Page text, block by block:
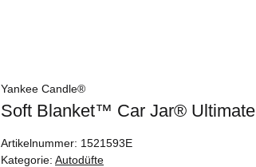
Yankee Candle®
Soft Blanket™ Car Jar® Ultimate
Artikelnummer: 1521593E
Kategorie: Autodüfte